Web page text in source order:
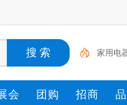
家用电
热电缆
会 团购 招商